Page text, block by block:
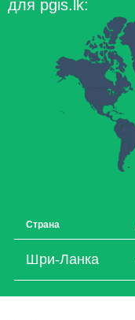
для pgis.lk:
Страна
Шри-Ланка